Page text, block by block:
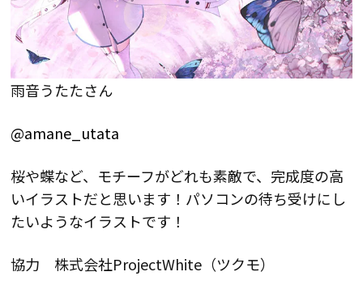
雨音うたたさん
@amane_utata
桜や蝶など、モチーフがどれも素敵で、完成度の高
いイラストだと思います！パソコンの待ち受けにし
たいようなイラストです！
協力 株式会社ProjectWhite（ツクモ）